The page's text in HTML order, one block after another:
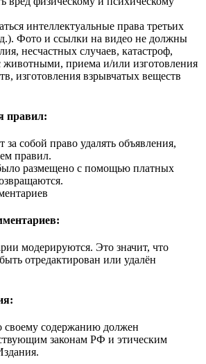
интеллектуальные права третьих
Фото и ссылки на видео не должны
несчастных случаев, катастроф,
животными, приема и/или изготовления
изготовления взрывчатых веществ
правил:
за собой право удалять объявления,
правил.
размещено с помощью платных
модерируются. Это значит, что
отредактирован или удалён
содержанию должен
законам РФ и этическим